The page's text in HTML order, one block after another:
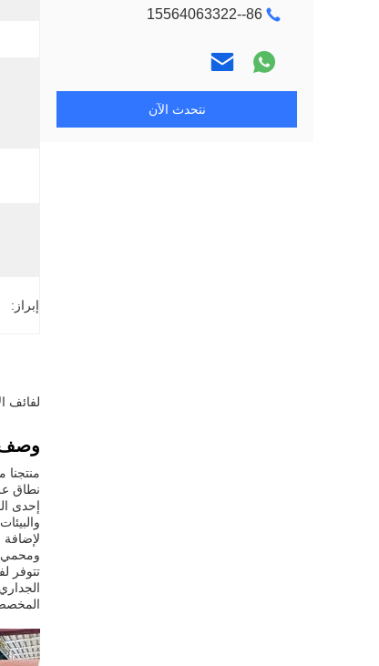
86--15564063322
نتحدث الآن
إبراز:
لفائف
وصف
نطاق عرض من 600 إلى 1250 مم، يوفر
إحدى
لإضافة
ومحمي
تتوفر